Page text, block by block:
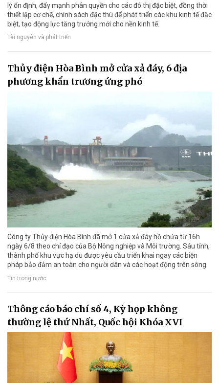
lý ổn định, đẩy mạnh phân quyền cho các đô thị đặc biệt, đồng thời
thiết lập cơ chế, chính sách đặc thù để phát triển các khu kinh tế đặc
biệt, tạo động lực tăng trưởng mới cho nền kinh tế.
Tài nguyên và phát triển
Thủy điện Hòa Bình mở cửa xả đáy, 6 địa
phương khẩn trương ứng phó
Công ty Thủy điện Hòa Bình đã mở 1 cửa xả đáy hồ chứa từ 16h
ngày 6/8 theo chỉ đạo của Bộ Nông nghiệp và Môi trường. Sáu tỉnh,
thành phố khu vực hạ du được yêu cầu triển khai ngay các biện
pháp bảo đảm an toàn cho người dân và các hoạt động trên sông.
Tin trong nước
Thông cáo báo chí số 4, Kỳ họp không
thường lệ thứ Nhất, Quốc hội Khóa XVI